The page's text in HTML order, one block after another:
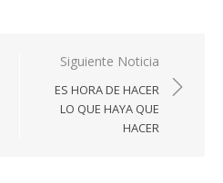
Siguiente Noticia
ES HORA DE HACER
LO QUE HAYA QUE
HACER